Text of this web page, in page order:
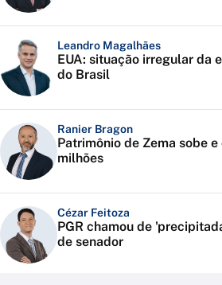
Leandro Magalhães
EUA: situação irregular da
do Brasil
Ranier Bragon
Patrimônio de Zema sobe
milhões
Cézar Feitoza
PGR chamou de
de senador